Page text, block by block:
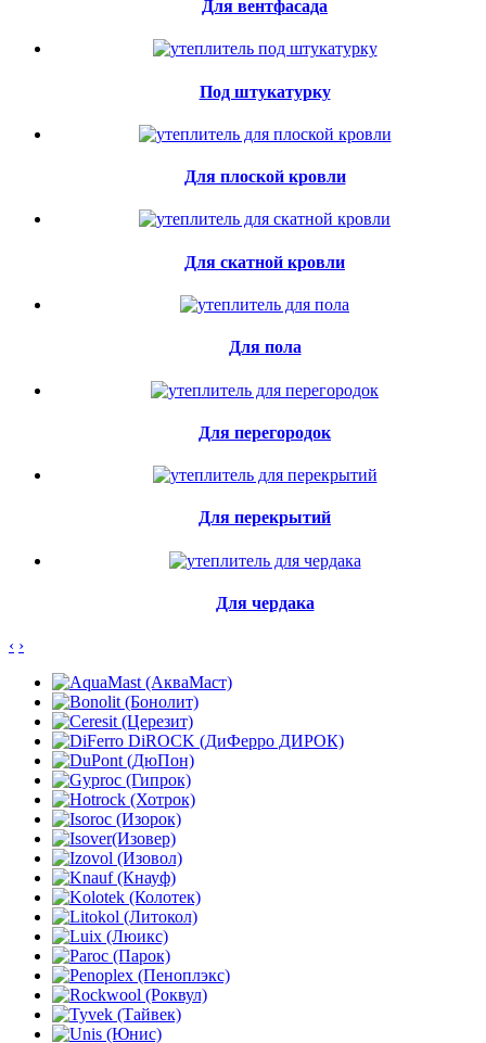
Для вентфасада
Под штукатурку
Для плоской кровли
Для скатной кровли
Для пола
Для перегородок
Для перекрытий
Для чердака
‹ ›